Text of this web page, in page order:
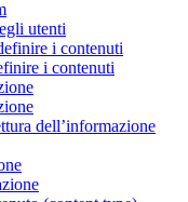
utenti
i contenuti
i contenuti
dell’informazione